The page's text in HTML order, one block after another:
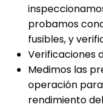
probamos
fusibles, y
Verificaciones
Medimos las
operación
rendimiento